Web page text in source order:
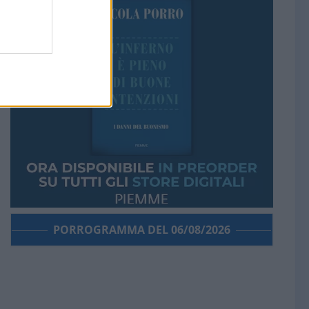
PORROGRAMMA DEL 06/08/2026